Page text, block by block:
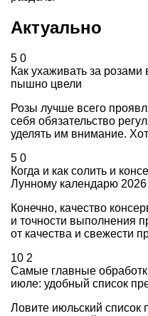
Актуально
5 0
Как ухаживать за
пышно цвели
Розы лучше всего
себя обязательство
уделять им внимание.
5 0
Когда и как солить и
Лунному календарю 2026
Конечно, качество
и точности выполнения
от качества и свежести
10 2
Самые главные
июле: удобный список
Ловите июльский список